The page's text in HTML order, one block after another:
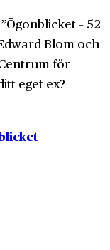
– 52
Blom och
för
eget ex?